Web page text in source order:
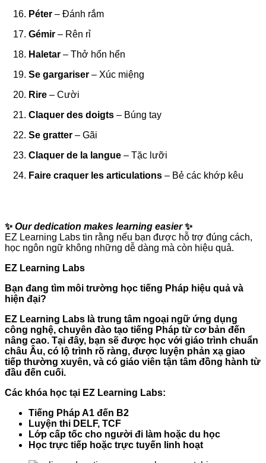
Péter – Đánh rắm
Gémir – Rên rỉ
Haletar – Thở hổn hển
Se gargariser – Xúc miệng
Rire – Cười
Claquer des doigts – Búng tay
Se gratter – Gãi
Claquer de la langue – Tặc lưỡi
Faire craquer les articulations – Bẻ các khớp kêu
✨Our dedication makes learning easier ✨
EZ Learning Labs tin rằng nếu bạn được hỗ trợ đúng cách,
học ngôn ngữ không những dễ dàng mà còn hiệu quả.
EZ Learning Labs
Bạn đang tìm môi trường học tiếng Pháp hiệu quả và
hiện đại?
EZ Learning Labs là trung tâm ngoại ngữ ứng dụng
công nghệ, chuyên đào tạo tiếng Pháp từ cơ bản đến
nâng cao. Tại đây, bạn sẽ được học với giáo trình chuẩn
châu Âu, có lộ trình rõ ràng, được luyện phản xạ giao
tiếp thường xuyên, và có giáo viên tận tâm đồng hành từ
đầu đến cuối.
Các khóa học tại EZ Learning Labs:
Tiếng Pháp A1 đến B2
Luyện thi DELF, TCF
Lớp cấp tốc cho người đi làm hoặc du học
Học trực tiếp hoặc trực tuyến linh hoạt